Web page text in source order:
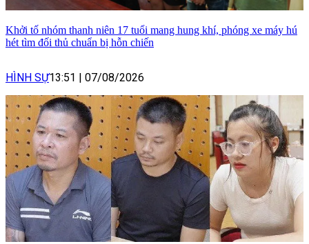
Khởi tố nhóm thanh niên 17 tuổi mang hung khí, phóng xe máy hú
hét tìm đối thủ chuẩn bị hỗn chiến
HÌNH SỰ13:51 07/08/2026